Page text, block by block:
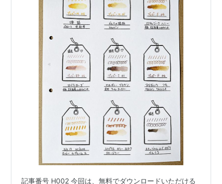
記事番号 H002 今回は、無料でダウンロードいただける